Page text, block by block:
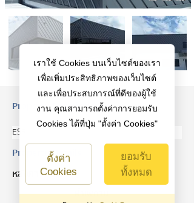
Property Description
ESR
Property Details
หลังคา
ฝ้าเพดาน
เราใช้ Cookies บนเว็บไซต์ของเรา
เพื่อเพิ่มประสิทธิภาพของเว็บไซต์
และเพื่อประสบการณ์ที่ดีของผู้ใช้
งาน คุณสามารถตั้งค่าการยอมรับ
Cookies ได้ที่ปุ่ม "ตั้งค่า Cookies"
ตั้งค่า
Cookies
ยอมรับ
ทั้งหมด